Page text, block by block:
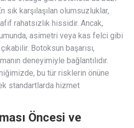
sık karşılaşılan olumsuzluklar,
rahatsızlık hissidir. Ancak,
asimetri veya kas felci gibi
Botoksun başarısı,
deneyimiyle bağlantılıdır.
bu tür risklerin önüne
standartlarda hizmet
Öncesi ve